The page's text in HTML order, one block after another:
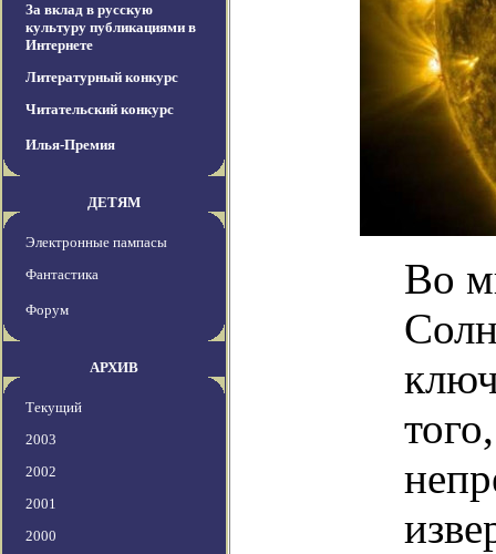
За вклад в русскую
культуру публикациями в
Интернете
Литературный конкурс
Читательский конкурс
Илья-Премия
ДЕТЯМ
Электронные пампасы
Фантастика
Форум
АРХИВ
Текущий
2003
2002
2001
2000
Во